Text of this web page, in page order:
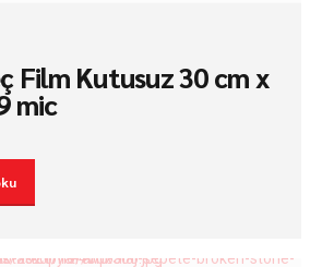
Film Kutusuz 30 cm x
mic